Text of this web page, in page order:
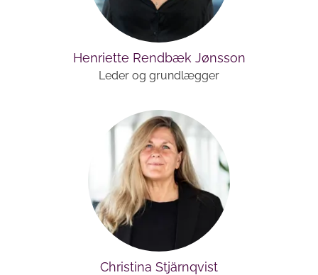
Henriette Rendbæk Jønsson
Leder og grundlægger
Christina Stjärnqvist